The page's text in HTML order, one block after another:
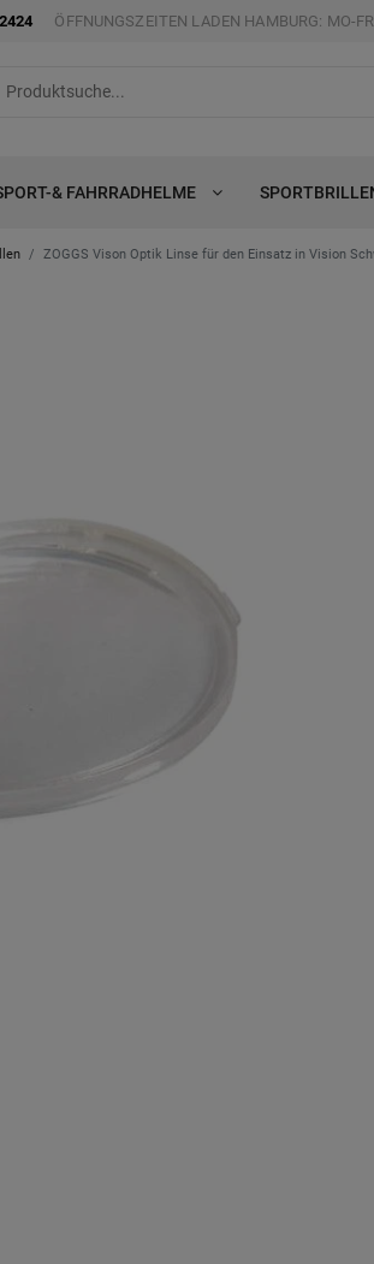
ÖFFNUNGSZEITEN LADEN HAMBURG: MO-
& FAHRRADHELME
ZOGGS Vison Optik Linse für den Einsatz in Vision